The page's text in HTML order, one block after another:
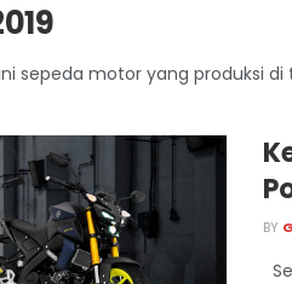
sepeda motor yang produksi di
BY